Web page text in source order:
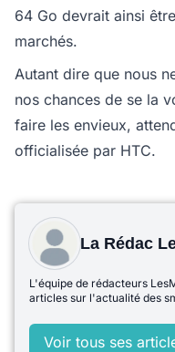
64 Go devrait ainsi
marchés.
Autant dire que nous
nos chances de se la
faire les envieux,
officialisée par HTC.
La Rédac
L'équipe de rédacteurs
articles sur l'actualité des
Voir tous ses